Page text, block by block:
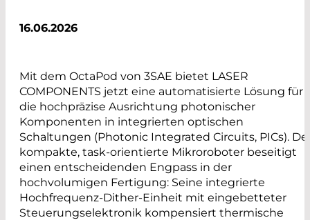
16.06.2026
Mit dem OctaPod von 3SAE bietet LASER
COMPONENTS jetzt eine automatisierte Lösung für
die hochpräzise Ausrichtung photonischer
Komponenten in integrierten optischen
Schaltungen (Photonic Integrated Circuits, PICs).
kompakte, task-orientierte Mikroroboter beseitigt
einen entscheidenden Engpass in der
hochvolumigen Fertigung: Seine integrierte
Hochfrequenz-Dither-Einheit mit eingebetteter
Steuerungselektronik kompensiert thermische